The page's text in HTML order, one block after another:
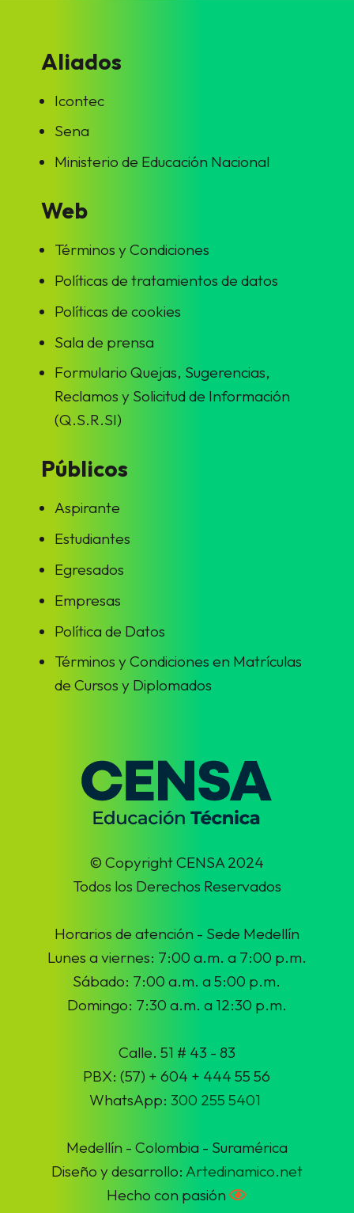
Aliados
Icontec
Sena
Ministerio de Educación Nacional
Web
Términos y Condiciones
Políticas de tratamientos de datos
Políticas de cookies
Sala de prensa
Formulario Quejas, Sugerencias,
Reclamos y Solicitud de Información
(Q.S.R.SI)
Públicos
Aspirante
Estudiantes
Egresados
Empresas
Política de Datos
Términos y Condiciones en Matrículas
de Cursos y Diplomados
© Copyright CENSA 2024
Todos los Derechos Reservados
Horarios de atención - Sede Medellín
Lunes a viernes: 7:00 a.m. a 7:00 p.m.
Sábado: 7:00 a.m. a 5:00 p.m.
Domingo: 7:30 a.m. a 12:30 p.m.
Calle. 51 # 43 - 83
PBX: (57) + 604 + 444 55 56
WhatsApp:300 255 5401
Medellín - Colombia - Suramérica
Diseño y desarrollo: Artedinamico.net
Hecho con pasión